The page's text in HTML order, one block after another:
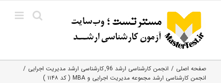
content
صفحه اصلی انجمن کارشناسی ارشد 96
کارشناسی ارشد مدیریت اجرایی
انجمن کارشناسی ارشد مجموعه مدیریت اجرایی و MBA ( کد ۱۱۴۸ )